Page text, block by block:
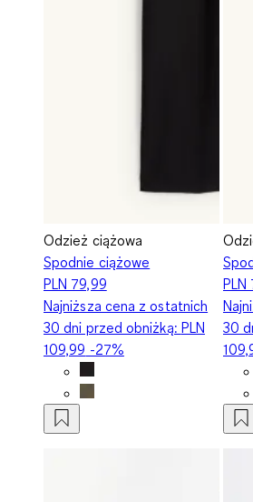
Odzież ciążowa
Spodnie ciążowe
PLN 79,99
Najniższa cena z ostatnich
30 dni przed obniżką: PLN
109,99 -27%
PLN
30